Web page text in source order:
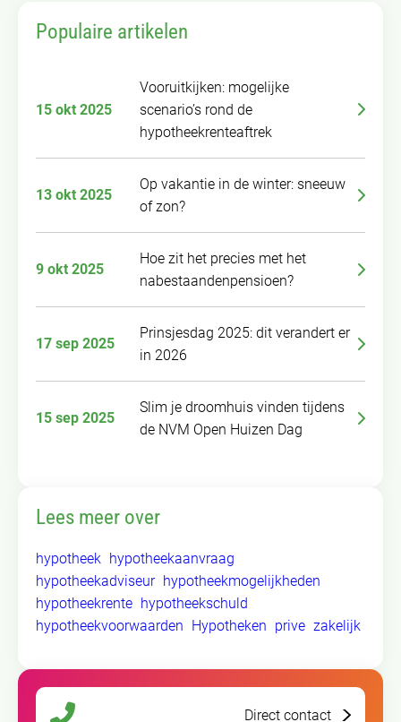
Populaire artikelen
15 okt 2025
Vooruitkijken: mogelijke
scenario’s rond de
hypotheekrenteaftrek
13 okt 2025
Op vakantie in de winter: sneeuw
of zon?
9 okt 2025
Hoe zit het precies met het
nabestaandenpensioen?
17 sep 2025
Prinsjesdag 2025: dit verandert er
in 2026
15 sep 2025
Slim je droomhuis vinden tijdens
de NVM Open Huizen Dag
Lees meer over
hypotheek hypotheekaanvraag
hypotheekadviseur hypotheekmogelijkheden
hypotheekrente hypotheekschuld
hypotheekvoorwaarden Hypotheken prive zakelijk
Direct contact